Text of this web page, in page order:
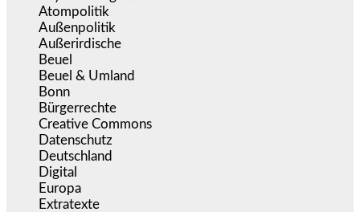
Atompolitik
Außenpolitik
Außerirdische
Beuel
Beuel & Umland
Bonn
Bürgerrechte
Creative Commons
Datenschutz
Deutschland
Digital
Europa
Extratexte